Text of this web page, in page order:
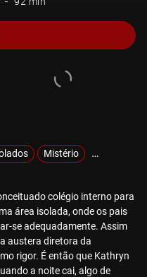
Mistério
colégio interno para
área isolada, onde os pais
se adequadamente. Assim
austera diretora da
rigor. É então que Kathryn
a noite cai, algo de